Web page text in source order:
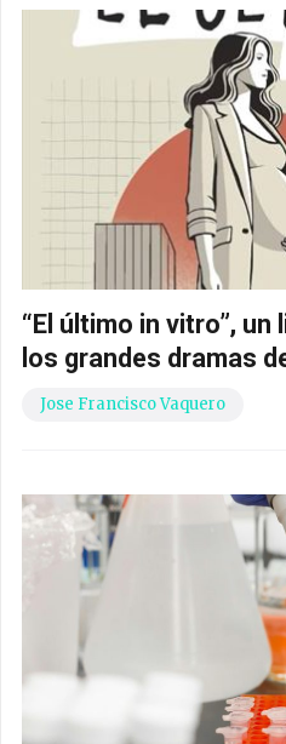
“El último in vitro”,
los grandes dramas
Jose Francisco Vaquero